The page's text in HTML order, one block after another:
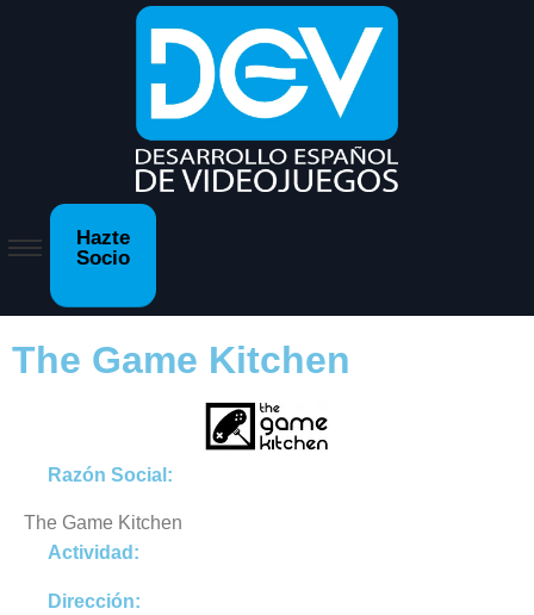
Hazte
Socio
The Game Kitchen
Razón Social:
The Game Kitchen
Actividad:
Dirección: